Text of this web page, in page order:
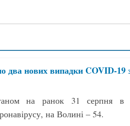
два нових випадки COVID-19
на ранок 31 серпня в
на Волині – 54.